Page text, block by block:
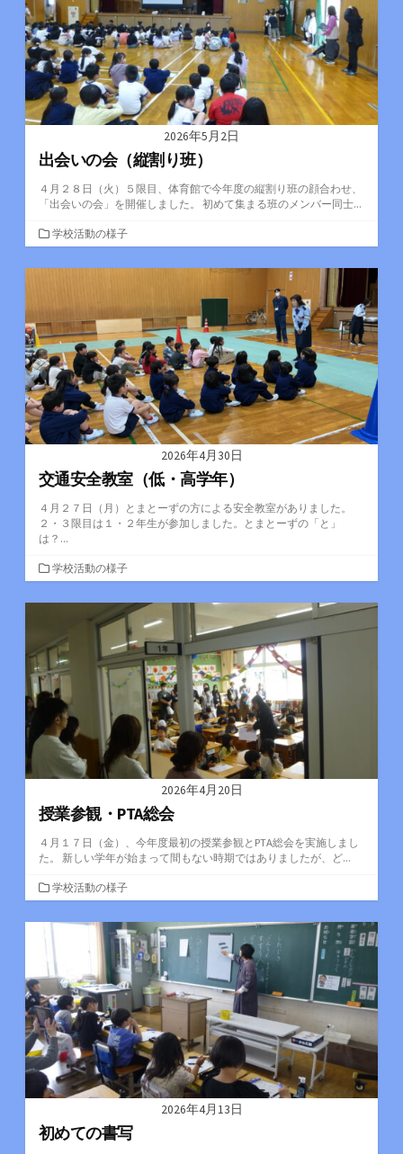
2026年5月2日
出会いの会（縦割り班）
４月２８日（火）５限目、体育館で今年度の縦割り班の顔合わせ、
「出会いの会」を開催しました。 初めて集まる班のメンバー同士...
カ
テ
ゴ
学校活動の様子
2026年4月30日
交通安全教室（低・高学年）
４月２７日（月）とまとーずの方による安全教室がありました。
２・３限目は１・２年生が参加しました。とまとーずの「と」
は？...
カ
テ
ゴ
学校活動の様子
2026年4月20日
授業参観・PTA総会
４月１７日（金）、今年度最初の授業参観とPTA総会を実施しまし
た。 新しい学年が始まって間もない時期ではありましたが、ど...
カ
テ
ゴ
学校活動の様子
2026年4月13日
初めての書写